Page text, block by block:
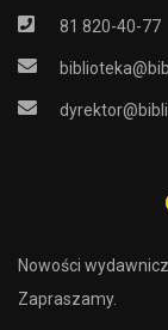
81 820-40-77
Nowości
Zapraszamy.